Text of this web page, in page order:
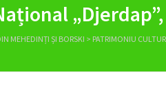
MEHEDINȚI ȘI BORSKI > PATRIMONIU